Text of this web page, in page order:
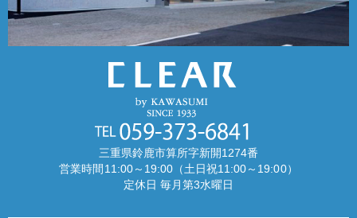
三重県鈴鹿市算所字新開1274番
営業時間11:00～19:00（土日祝11:00～19:00）
定休日 毎月第3水曜日